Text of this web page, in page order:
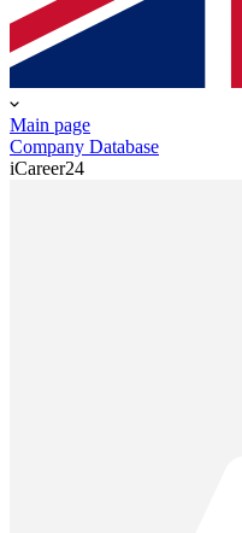
Main page
Company Database
iCareer24